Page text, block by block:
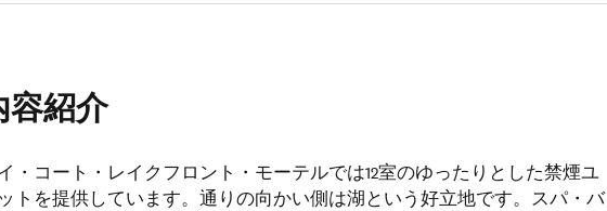
容紹介
・コート・レイクフロント・モーテルでは12室のゆったりとした禁煙ユ
トを提供しています。通りの向かい側は湖という好立地です。スパ・バ